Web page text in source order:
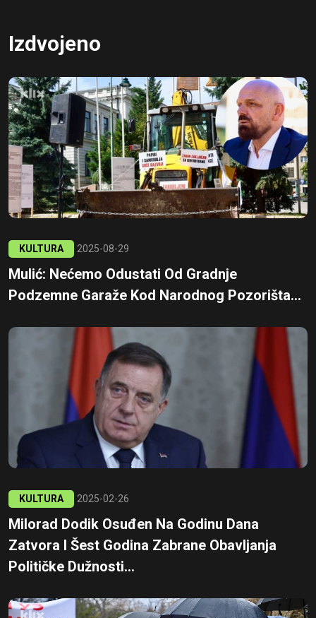
Izdvojeno
KULTURA 2025-08-29
Mulić: Nećemo Odustati Od Gradnje
Podzemne Garaže Kod Narodnog Pozorišta...
KULTURA 2025-02-26
Milorad Dodik Osuđen Na Godinu Dana
Zatvora I Šest Godina Zabrane Obavljanja
Političke Dužnosti...